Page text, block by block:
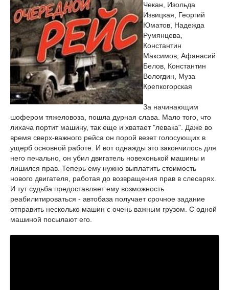
Чекан, Изольда
Извицкая, Георгий
Юматов, Надежда
Румянцева,
Константин
Максимов, Афанасий
Белов, Константин
Вологдин, Муза
Крепкогорская
За начинающим
шофером тяжеловоза, пошла дурная слава. Мало того, что
лихача портит машину, так еще и хватает "левака". Даже во
время сверх-важного рейса он порой везет голосующих в
ущерб основной работе. И вот однажды это закончилось для
него печально, он убил двигатель новехонькой машины и
лишился прав. Теперь ему нужно выплатить стоимость
нового двигателя, работая до возвращения прав в слесарях.
И тут судьба предоставляет ему возможность
реабилитироваться - автобаза получает срочное задание
отправить несколько машин с очень важным грузом. С одной
машиной посылают его.